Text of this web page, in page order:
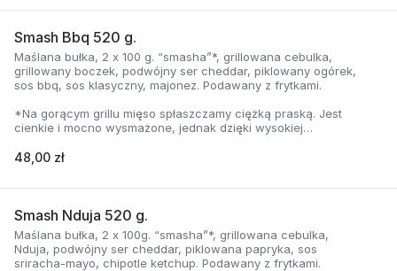
Smash Bbq 520 g.
Maślana bułka, 2 x 100 g. “smasha”*, grillowana cebulka,
grillowany boczek, podwójny ser cheddar, piklowany ogórek,
sos bbq, sos klasyczny, majonez. Podawany z frytkami.
*Na gorącym grillu mięso spłaszczamy ciężką praską. Jest
cienkie i mocno wysmażone, jednak dzięki wysokiej
delikatną soczystość.
48,00 zł
Smash Nduja 520 g.
Maślana bułka, 2 x 100g. “smasha”*, grillowana cebulka,
Nduja, podwójny ser cheddar, piklowana papryka, sos
sriracha-mayo, chipotle ketchup. Podawany z frytkami.